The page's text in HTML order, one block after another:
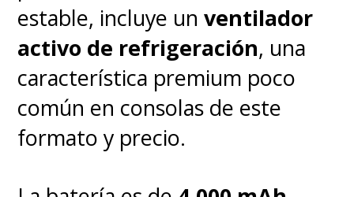
estable, incluye unventilador
activo de refrigeración, una
característica premium poco
común en consolas de este
formato y precio.